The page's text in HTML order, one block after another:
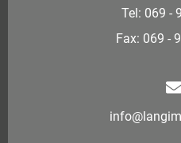
Tel: 069 -
Fax: 069 -